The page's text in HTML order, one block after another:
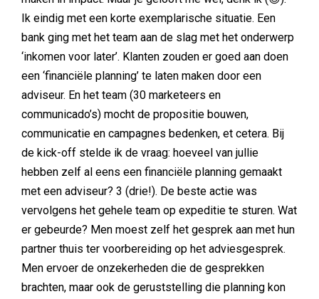
Ik eindig met een korte exemplarische situatie. Een
bank ging met het team aan de slag met het onderwerp
‘inkomen voor later’. Klanten zouden er goed aan doen
een ‘financiële planning’ te laten maken door een
adviseur. En het team (30 marketeers en
communicado’s) mocht de propositie bouwen,
communicatie en campagnes bedenken, et cetera. Bij
de kick-off stelde ik de vraag: hoeveel van jullie
hebben zelf al eens een financiële planning gemaakt
met een adviseur? 3 (drie!). De beste actie was
vervolgens het gehele team op expeditie te sturen. Wat
er gebeurde? Men moest zelf het gesprek aan met hun
partner thuis ter voorbereiding op het adviesgesprek.
Men ervoer de onzekerheden die de gesprekken
brachten, maar ook de geruststelling die planning kon